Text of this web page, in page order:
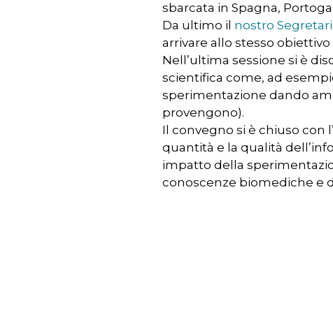
sbarcata in Spagna,
Da ultimo il nostro
arrivare allo stesso obiettivo
Nell’ultima sessione si è
scientifica come, ad
sperimentazione dando
provengono).
Il convegno si è chiuso con
quantità e la qualità
impatto della
conoscenze biomediche e